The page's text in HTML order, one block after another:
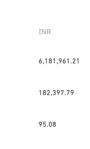
INR
6,181,961.21
182,397.79
95.08